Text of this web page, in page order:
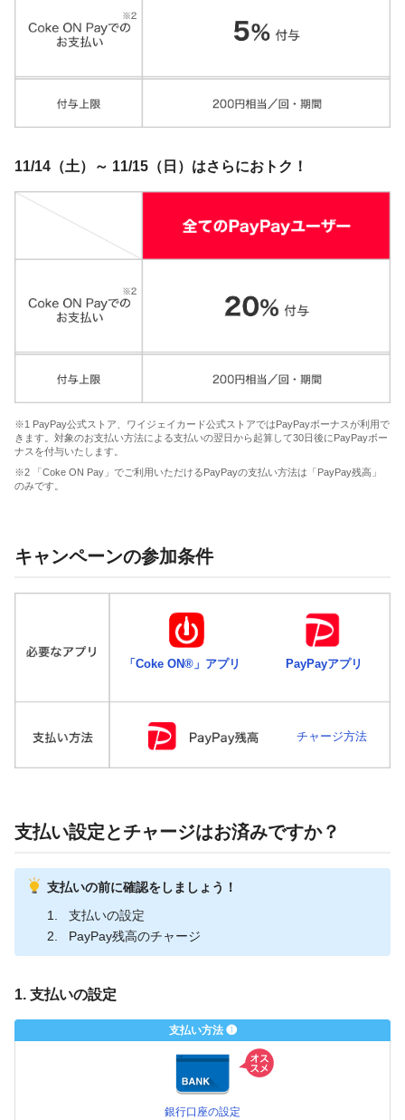
11/14（土）～ 11/15（日）はさらにおトク！
※1 PayPay公式ストア、ワイジェイカード公式ストアではPayPayボーナスが利用で
きます。対象のお支払い方法による支払いの翌日から起算して30日後にPayPayボー
ナスを付与いたします。
※2 「Coke ON Pay」でご利用いただけるPayPayの支払い方法は「PayPay残高」
のみです。
キャンペーンの参加条件
チャージ方法
「Coke ON®」アプリ PayPayアプリ
支払い設定とチャージはお済みですか？
支払いの前に確認をしましょう！
支払いの設定
PayPay残高のチャージ
1. 支払いの設定
支払い方法 ❶
銀行口座の設定